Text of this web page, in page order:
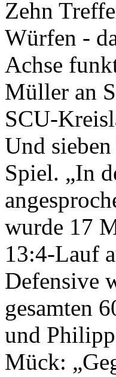
Zehn
Würfen -
Achse
Müller an
SCU-
Und
Spiel. „In
wurde 17
13:4-Lauf
Defensive
gesamten
und Philipp
Mück: